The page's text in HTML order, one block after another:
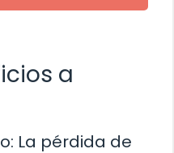
a
La pérdida de